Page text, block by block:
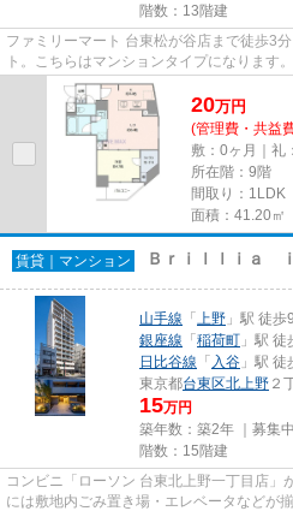
階数：13階建
ファミリーマート 台東松が谷店まで徒歩3
ト。こちらはマンションタイプになります
エレベーター付きの物件です...
20万円
(管理費・共益
敷：0ヶ月｜礼
所在階：9階
間取り：1LDK
面積：41.20㎡
賃貸｜マンション Ｂｒｉｌｌｉａ
山手線 「 上野 」駅 徒歩
銀座線 「 稲荷町 」駅 徒
日比谷線 「 入谷 」駅 徒
東京都台東区北上野 ２
15万円
築年数：築2年 ｜募集中
階数：15階建
コンビニ「ローソン 台東北上野一丁目店」
には敷地内ごみ置き場・エレベータなどが